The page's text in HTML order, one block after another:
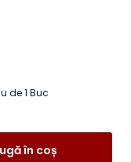
de 1 Buc
în coș